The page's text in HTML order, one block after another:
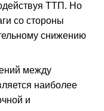
ТТП. Но
со стороны
снижению
между
наиболее
и